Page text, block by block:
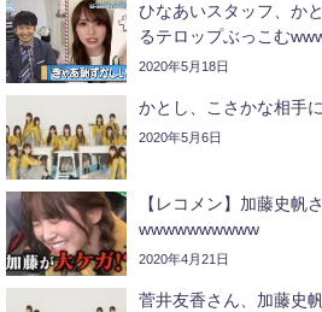
ひなあいスタッフ、か
るテロップぶっこむ
2020年5月18日
かとし、こさかな相手
2020年5月6日
【レコメン】加藤史帆
wwwwwwwwww
2020年4月21日
菅井友香さん、加藤史